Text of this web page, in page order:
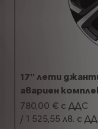
17'' лети
авариен
780,00 € с ДДС
/ 1 525,55 лв. с